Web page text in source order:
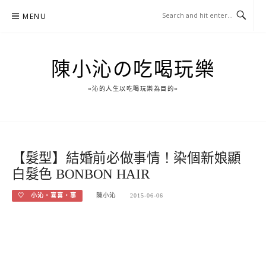
MENU
陳小沁の吃喝玩樂
○沁的人生以吃喝玩樂為目的○
【髮型】結婚前必做事情！染個新娘顯
白髮色 BONBON HAIR
♡ 小沁‧喜喜‧事 陳小沁 2015-06-06